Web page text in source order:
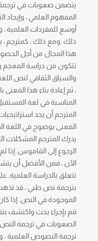
يتضمن صعوبات في ترجمة
المفهوم العلمي ، وإيجاد
أوسع للمفردات العلمية
ذلك. ومع ذلك ، كمترجم
هذا المجال من أجل
تتكون من دراسة المعجم
والسياق الثقافي لنص
، ثم إعادة بناء هذا المعنى
المناسبة في لغة
المترجم أن يجد
المعنى بوضوح في اللغة
يدرك المترجم المشكلات
الرجوع إلى القاموس.
الآن ، فمن الأفضل أن
تتعلق بالدراسة العلمية.
بترجمة نص طبي ، قد
الموجودة في النص. إذا
قم بإجراء بحث واكتشف
الصعوبات في ترجمة النص
ترجمة النصوص العلمية ،